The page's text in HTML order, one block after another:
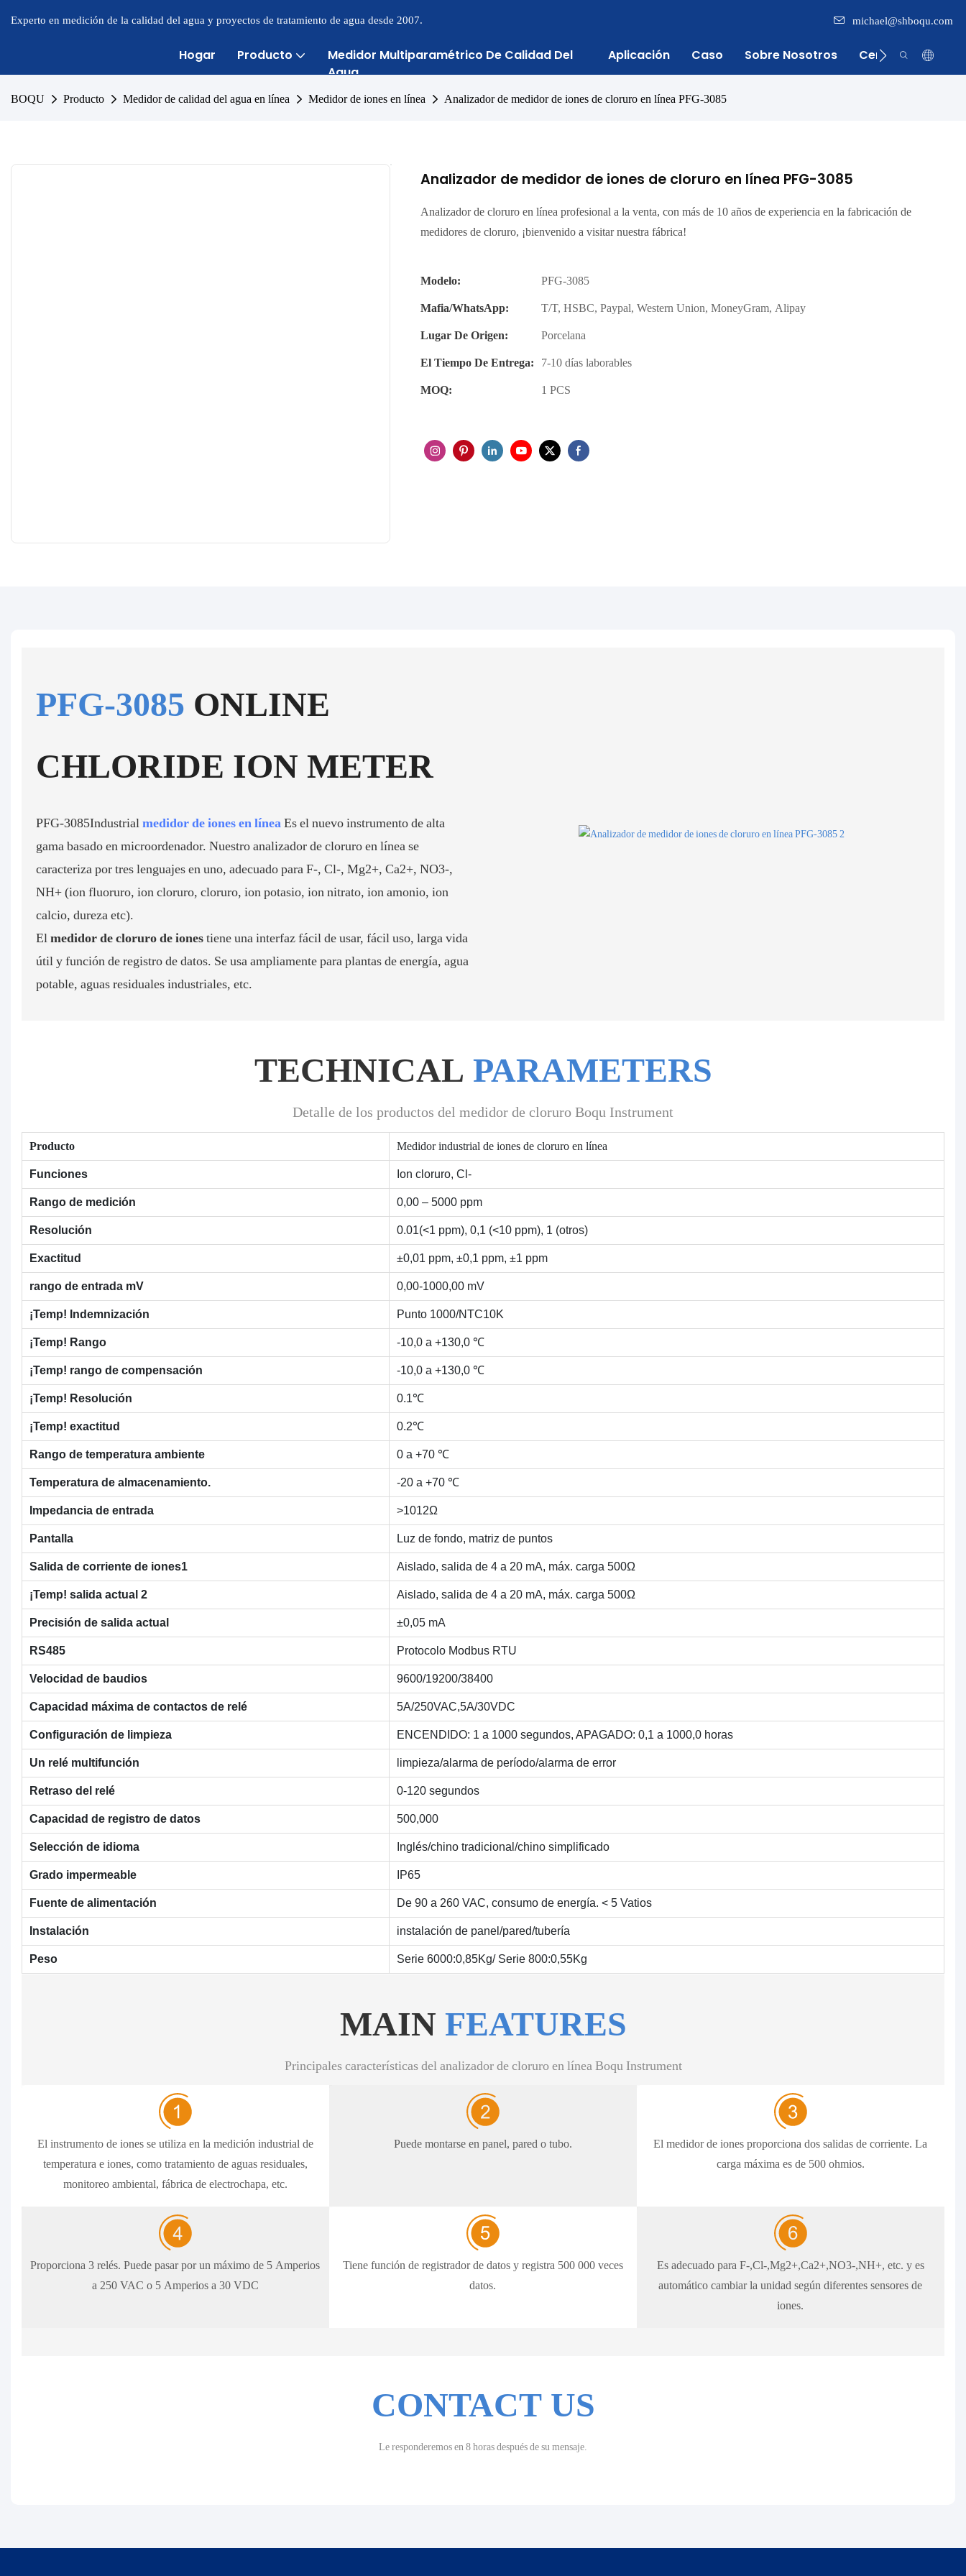
Experto en medición de la calidad del agua y proyectos de tratamiento de agua desde 2007. michael@shboqu.com
Hogar Producto
Medidor Multiparamétrico De Calidad Del
Agua
Aplicación Caso Sobre Nosotros Centro De
BOQU Producto Medidor de calidad del agua en línea Medidor de iones en línea Analizador de medidor de iones de cloruro en línea PFG-3085
Analizador de medidor de iones de cloruro en línea PFG-3085
Analizador de cloruro en línea profesional a la venta, con más de 10 años de experiencia en la fabricación de
medidores de cloruro, ¡bienvenido a visitar nuestra fábrica!
Modelo:
PFG-3085
Mafia/WhatsApp:
T/T, HSBC, Paypal, Western Union, MoneyGram, Alipay
Lugar De Origen:
Porcelana
El Tiempo De Entrega:
7-10 días laborables
MOQ:
1 PCS
PFG-3085 ONLINE
CHLORIDE ION METER
PFG-3085Industrialmedidor de iones en líneaEs el nuevo instrumento de alta
gama basado en microordenador. Nuestro analizador de cloruro en línea se
caracteriza por tres lenguajes en uno, adecuado para F-, Cl-, Mg2+, Ca2+, NO3-,
NH+ (ion fluoruro, ion cloruro, cloruro, ion potasio, ion nitrato, ion amonio, ion
calcio, dureza etc).
Elmedidor de cloruro de ionestiene una interfaz fácil de usar, fácil uso, larga vida
útil y función de registro de datos. Se usa ampliamente para plantas de energía, agua
potable, aguas residuales industriales, etc.
TECHNICAL PARAMETERS
Detalle de los productos del medidor de cloruro Boqu Instrument
Producto Medidor industrial de iones de cloruro en línea
Funciones Ion cloruro, Cl-
Rango de medición 0,00 – 5000 ppm
Resolución 0.01(<1 ppm), 0,1 (<10 ppm), 1 (otros)
Exactitud ±0,01 ppm, ±0,1 ppm, ±1 ppm
rango de entrada mV 0,00-1000,00 mV
¡Temp! Indemnización Punto 1000/NTC10K
¡Temp! Rango -10,0 a +130,0 ℃
¡Temp! rango de compensación -10,0 a +130,0 ℃
¡Temp! Resolución 0.1℃
¡Temp! exactitud 0.2℃
Rango de temperatura ambiente 0 a +70 ℃
Temperatura de almacenamiento. -20 a +70 ℃
Impedancia de entrada >1012Ω
Pantalla Luz de fondo, matriz de puntos
Salida de corriente de iones1 Aislado, salida de 4 a 20 mA, máx. carga 500Ω
¡Temp! salida actual 2 Aislado, salida de 4 a 20 mA, máx. carga 500Ω
Precisión de salida actual ±0,05 mA
RS485 Protocolo Modbus RTU
Velocidad de baudios 9600/19200/38400
Capacidad máxima de contactos de relé 5A/250VAC,5A/30VDC
Configuración de limpieza ENCENDIDO: 1 a 1000 segundos, APAGADO: 0,1 a 1000,0 horas
Un relé multifunción limpieza/alarma de período/alarma de error
Retraso del relé 0-120 segundos
Capacidad de registro de datos 500,000
Selección de idioma Inglés/chino tradicional/chino simplificado
Grado impermeable IP65
Fuente de alimentación De 90 a 260 VAC, consumo de energía. < 5 Vatios
Instalación instalación de panel/pared/tubería
Peso Serie 6000:0,85Kg/ Serie 800:0,55Kg
MAIN FEATURES
Principales características del analizador de cloruro en línea Boqu Instrument
El instrumento de iones se utiliza en la medición industrial de
temperatura e iones, como tratamiento de aguas residuales,
monitoreo ambiental, fábrica de electrochapa, etc.
Puede montarse en panel, pared o tubo.
El medidor de iones proporciona dos salidas de corriente. La
carga máxima es de 500 ohmios.
Proporciona 3 relés. Puede pasar por un máximo de 5 Amperios
a 250 VAC o 5 Amperios a 30 VDC
Tiene función de registrador de datos y registra 500 000 veces
datos.
Es adecuado para F-,Cl-,Mg2+,Ca2+,NO3-,NH+, etc. y es
automático cambiar la unidad según diferentes sensores de
iones.
CONTACT US
Le responderemos en 8 horas después de su mensaje.